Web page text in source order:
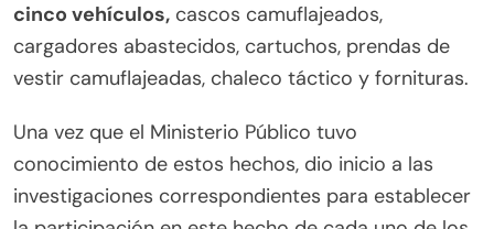
cinco vehículos, cascos camuflajeados,
cargadores abastecidos, cartuchos, prendas de
vestir camuflajeadas, chaleco táctico y fornituras.
Una vez que el Ministerio Público tuvo
conocimiento de estos hechos, dio inicio a las
investigaciones correspondientes para establecer